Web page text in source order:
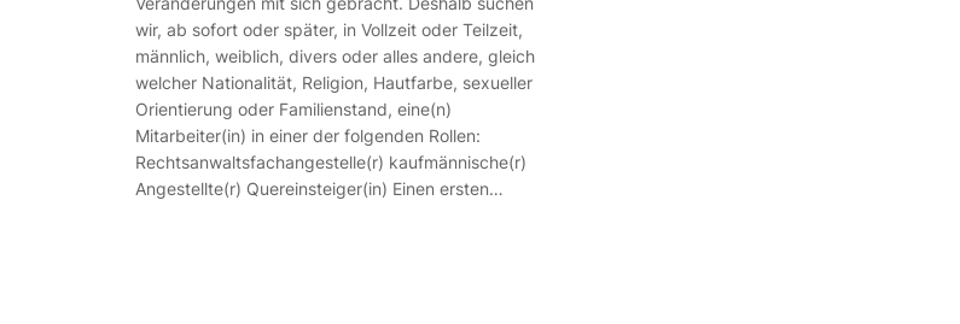
wir, ab sofort oder später, in Vollzeit oder Teilzeit,
männlich, weiblich, divers oder alles andere, gleich
welcher Nationalität, Religion, Hautfarbe, sexueller
Orientierung oder Familienstand, eine(n)
Mitarbeiter(in) in einer der folgenden Rollen:
Rechtsanwaltsfachangestelle(r) kaufmännische(r)
Angestellte(r) Quereinsteiger(in) Einen ersten…